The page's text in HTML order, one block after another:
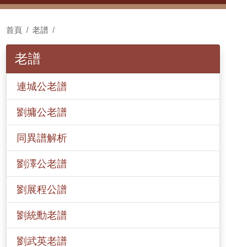
首頁 老譜
老譜
連城公老譜
劉墉公老譜
同異譜解析
劉澤公老譜
劉展程公譜
劉統勳老譜
劉武英老譜